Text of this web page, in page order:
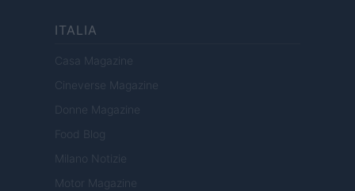
ITALIA
Casa Magazine
Cineverse Magazine
Donne Magazine
Food Blog
Milano Notizie
Motor Magazine